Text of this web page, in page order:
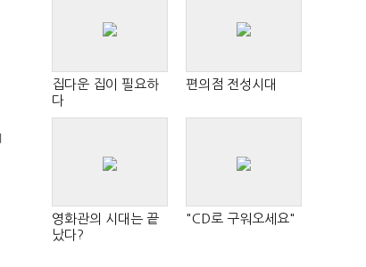
집다운 집이 필요하
다
편의점 전성시대
영화관의 시대는 끝
났다?
"CD로 구워오세요"